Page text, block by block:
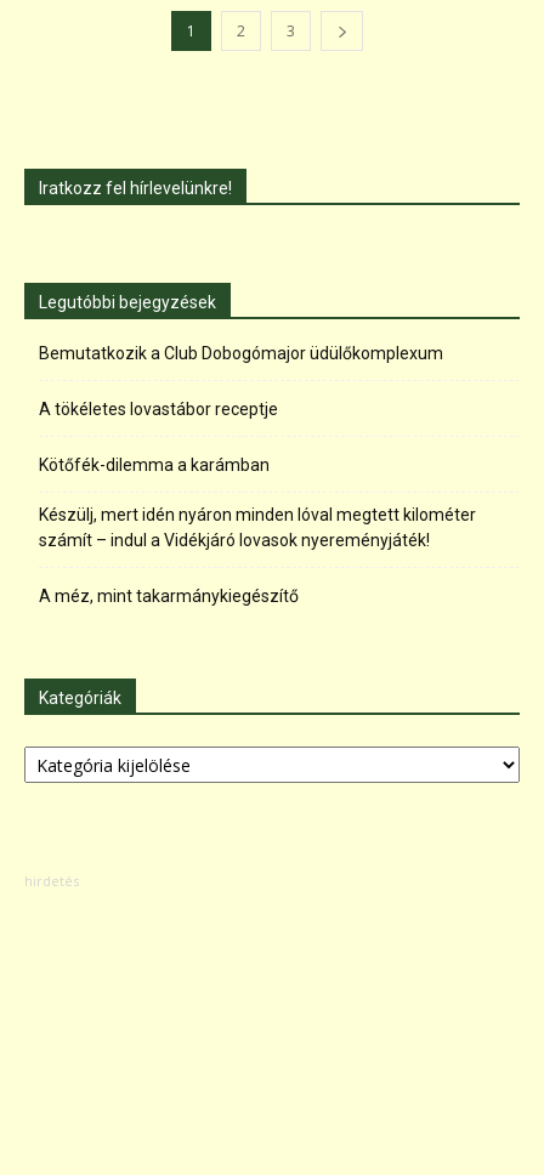
1 2 3
Iratkozz fel hírlevelünkre!
Legutóbbi bejegyzések
Bemutatkozik a Club Dobogómajor üdülőkomplexum
A tökéletes lovastábor receptje
Kötőfék-dilemma a karámban
Készülj, mert idén nyáron minden lóval megtett kilométer
számít – indul a Vidékjáró lovasok nyereményjáték!
A méz, mint takarmánykiegészítő
Kategóriák
Kategóriák